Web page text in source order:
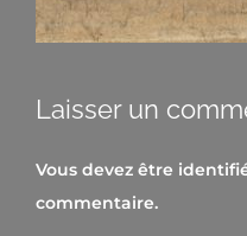
Laisser un
Vous devez être
commentaire.